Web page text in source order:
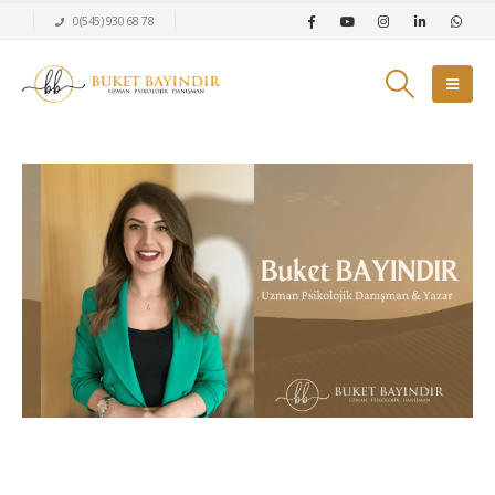
0(545) 930 68 78